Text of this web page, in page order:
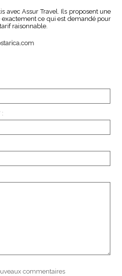
avec Assur Travel. Ils proposent une
ce qui est demandé pour
raisonnable.
:
commentaires